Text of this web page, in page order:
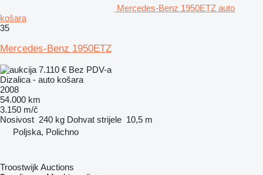
Mercedes-Benz 1950ETZ auto
košara
35
Mercedes-Benz 1950ETZ
7.110 € Bez PDV-a
Dizalica - auto košara
2008
54.000 km
3.150 m/č
Nosivost 240 kg Dohvat strijele 10,5 m
Poljska, Polichno
Troostwijk Auctions